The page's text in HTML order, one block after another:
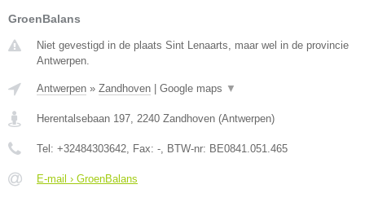
GroenBalans
Niet gevestigd in de plaats Sint Lenaarts, maar wel in de provincie
Antwerpen.
Antwerpen » Zandhoven Google maps ▼
Herentalsebaan 197, 2240 Zandhoven (Antwerpen)
Tel: +32484303642, Fax: -, BTW-nr: BE0841.051.465
E-mail › GroenBalans